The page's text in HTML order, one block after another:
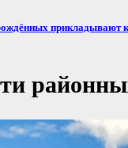
прикладывают к